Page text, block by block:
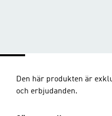
Den här produkten är
och erbjudanden.